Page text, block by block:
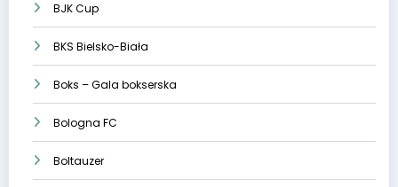
BJK Cup
BKS Bielsko-Biała
Boks – Gala bokserska
Bologna FC
Boltauzer